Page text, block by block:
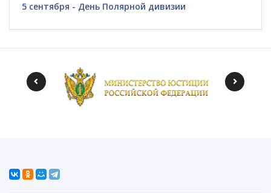
5 сентября - День Полярной дивизии